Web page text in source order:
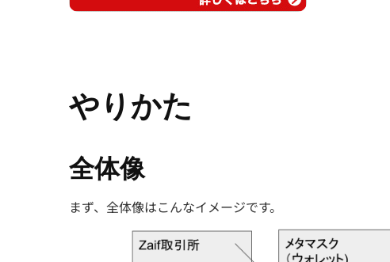
やりかた
全体像
まず、全体像はこんなイメージです。